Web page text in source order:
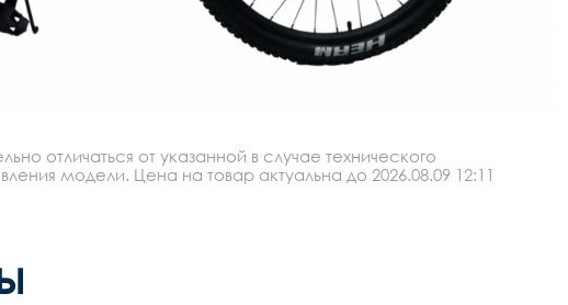
отличаться от указанной в случае технического
модели. Цена на товар актуальна до 2026.08.09 12:11